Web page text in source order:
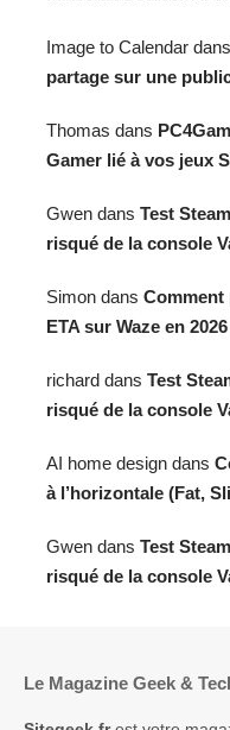
Image to Calendar dans
partage sur une
Thomas dans
Gamer lié à vos jeux
Gwen dans Test
risqué de la console
Simon dans Comment
ETA sur Waze en
richard dans Test
risqué de la console
AI home design dans
à l’horizontale (Fat,
Gwen dans Test
risqué de la console
Le Magazine Geek &